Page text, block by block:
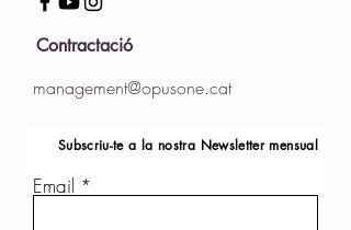
Contractació
management@opusone.cat
Subscriu-te a la nostra Newsletter mensual
Email